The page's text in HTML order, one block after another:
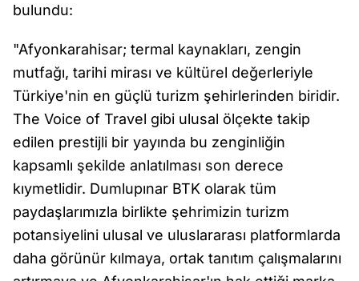
bulundu:
"Afyonkarahisar; termal kaynakları, zengin
mutfağı, tarihi mirası ve kültürel değerleriyle
Türkiye'nin en güçlü turizm şehirlerinden biridir.
The Voice of Travel gibi ulusal ölçekte takip
edilen prestijli bir yayında bu zenginliğin
kapsamlı şekilde anlatılması son derece
kıymetlidir. Dumlupınar BTK olarak tüm
paydaşlarımızla birlikte şehrimizin turizm
potansiyelini ulusal ve uluslararası platformlarda
daha görünür kılmaya, ortak tanıtım çalışmalarını